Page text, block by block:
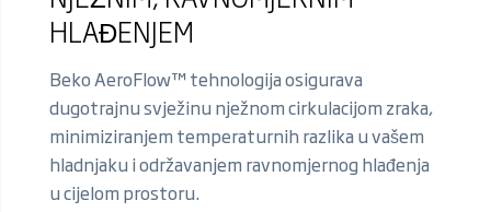
HLAĐENJEM
Beko AeroFlow™ tehnologija osigurava
dugotrajnu svježinu nježnom cirkulacijom zraka,
minimiziranjem temperaturnih razlika u vašem
hladnjaku i održavanjem ravnomjernog hlađenja
u cijelom prostoru.